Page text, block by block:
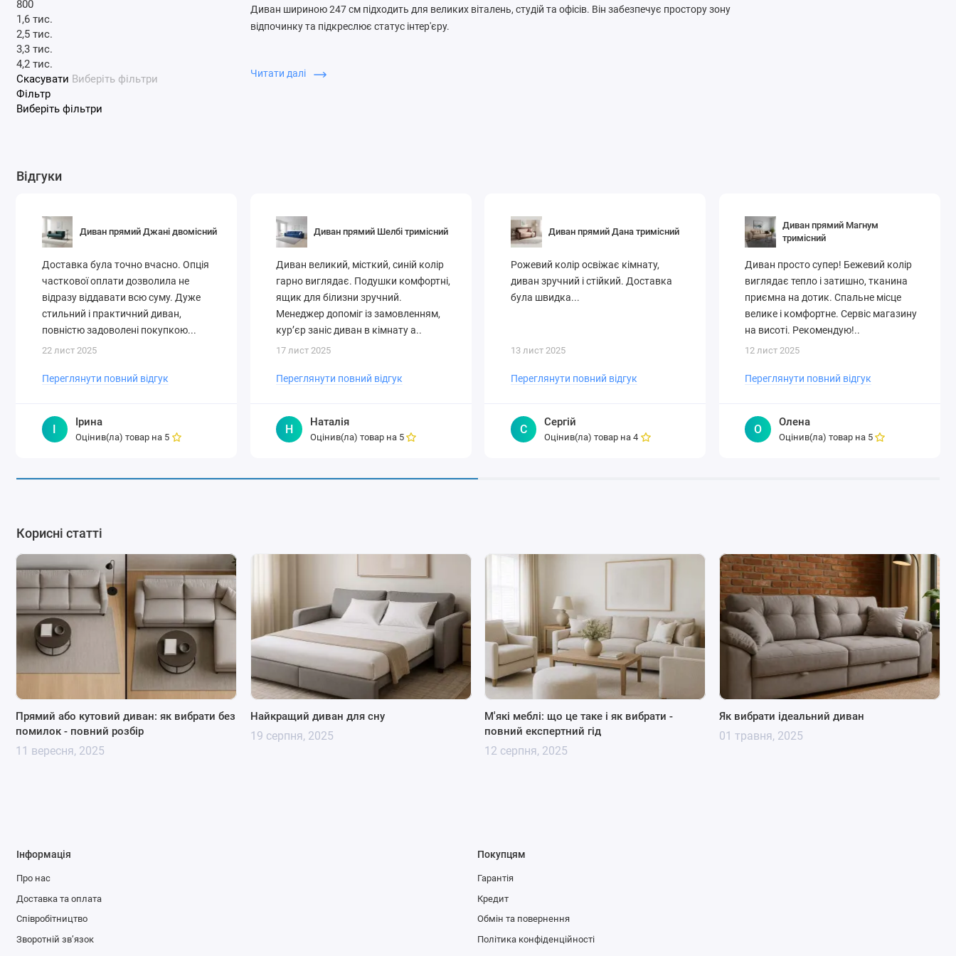
800
1,6 тис.
2,5 тис.
3,3 тис.
4,2 тис.
Скасувати Виберіть фільтри
Фільтр
Виберіть фільтри
Диван шириною 247 см підходить для великих віталень, студій та офісів. Він забезпечує простору зону
відпочинку та підкреслює статус інтер'єру.
Сучасний лаконічний стиль
Читати далі
Відгуки
Диван прямий Джані двомісний
Доставка була точно вчасно. Опція
часткової оплати дозволила не
відразу віддавати всю суму. Дуже
стильний і практичний диван,
повністю задоволені покупкою...
22 лист 2025
Переглянути повний відгук
І
Ірина
Оцінив(ла) товар на 5
Диван прямий Шелбі тримісний
Диван великий, місткий, синій колір
гарно виглядає. Подушки комфортні,
ящик для білизни зручний.
Менеджер допоміг із замовленням,
кур’єр заніс диван в кімнату а..
17 лист 2025
Переглянути повний відгук
Н
Наталія
Оцінив(ла) товар на 5
Диван прямий Дана тримісний
Рожевий колір освіжає кімнату,
диван зручний і стійкий. Доставка
була швидка...
13 лист 2025
Переглянути повний відгук
С
Сергій
Оцінив(ла) товар на4
Диван прямий Магнум
тримісний
Диван просто супер! Бежевий колір
виглядає тепло і затишно, тканина
приємна на дотик. Спальне місце
велике і комфортне. Сервіс магазину
на висоті. Рекомендую!..
12 лист 2025
Переглянути повний відгук
О
Олена
Оцінив(ла) товар на 5
Корисні статті
Прямий або кутовий диван: як вибрати без
помилок - повний розбір
11 вересня, 2025
Найкращий диван для сну
19 серпня, 2025
М'які меблі: що це таке і як вибрати -
повний експертний гід
12 серпня, 2025
Як вибрати ідеальний диван
01 травня, 2025
Інформація
Про нас
Доставка та оплата
Співробітництво
Зворотній зв’язок
Покупцям
Гарантія
Кредит
Обмін та повернення
Політика конфіденційності